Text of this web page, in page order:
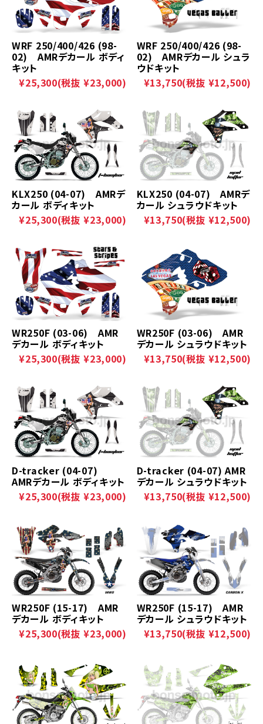
WRF 250/400/426 (98-
02) AMRデカール ボディ
キット
¥25,300(税抜 ¥23,000)
WRF 250/400/426 (98-
02) AMRデカール シュラ
ウドキット
¥13,750(税抜 ¥12,500)
KLX250 (04-07) AMRデ
カール ボディキット
¥25,300(税抜 ¥23,000)
KLX250 (04-07) AMRデ
カール シュラウドキット
¥13,750(税抜 ¥12,500)
WR250F (03-06) AMR
デカール ボディキット
¥25,300(税抜 ¥23,000)
WR250F (03-06) AMR
デカール シュラウドキット
¥13,750(税抜 ¥12,500)
D-tracker (04-07)
AMRデカール ボディキット
¥25,300(税抜 ¥23,000)
D-tracker (04-07) AMR
デカール シュラウドキット
¥13,750(税抜 ¥12,500)
WR250F (15-17) AMR
デカール ボディキット
¥25,300(税抜 ¥23,000)
WR250F (15-17) AMR
デカール シュラウドキット
¥13,750(税抜 ¥12,500)